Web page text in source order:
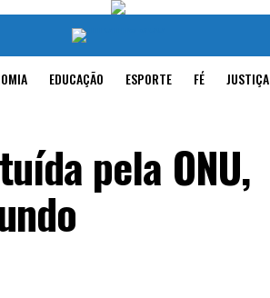
EDUCAÇÃO ESPORTE FÉ JUSTIÇA
pela ONU,